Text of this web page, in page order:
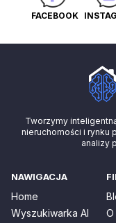
FACEBOOK
Tworzymy
nieruchomości i rynku
analizy
NAWIGACJA
Home
Wyszukiwarka AI
O